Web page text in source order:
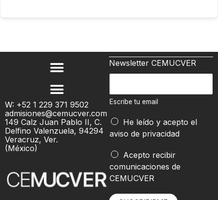
W: +52 1 229 371 9502
admisiones@cemucver.com
149 Calz Juan Pablo II, C.
Delfino Valenzuela, 94294
Veracruz, Ver.
(México)
Newsletter CEMUCVER
c
i
b
e
u
e
m
Escribe tu email
t
*
He leído y acepto el
aviso de privacidad
Acepto recibir
comunicaciones de
CEMUCVER